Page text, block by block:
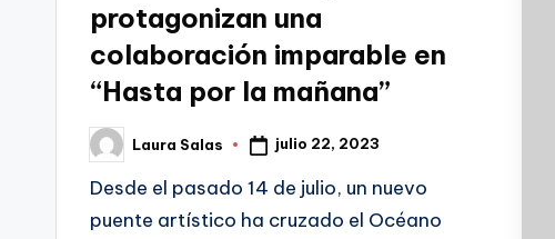
protagonizan una
colaboración imparable en
“Hasta por la mañana”
Publicado
por
Laura Salas julio 22, 2023
Desde el pasado 14 de julio, un nuevo
puente artístico ha cruzado el Océano